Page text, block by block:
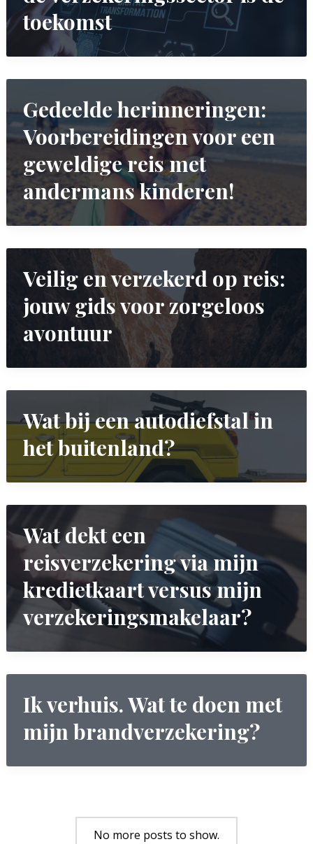
toekomst
Gedeelde herinneringen:
Voorbereidingen voor een
geweldige reis met
andermans kinderen!
Veilig en verzekerd op reis:
jouw gids voor zorgeloos
avontuur
Wat bij een autodiefstal in
het buitenland?
Wat dekt een
reisverzekering via mijn
kredietkaart versus mijn
verzekeringsmakelaar?
Ik verhuis. Wat te doen met
mijn brandverzekering?
No more posts to show.